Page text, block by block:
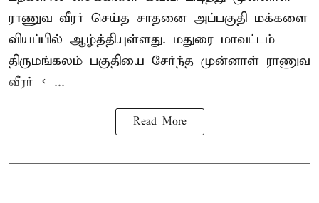
ராணுவ வீரர் செய்த சாதனை அப்பகுதி மக்களை
வியப்பில் ஆழ்த்தியுள்ளது. மதுரை மாவட்டம்
திருமங்கலம் பகுதியை சேர்ந்த முன்னாள் ராணுவ
வீரர் < ...
Read More